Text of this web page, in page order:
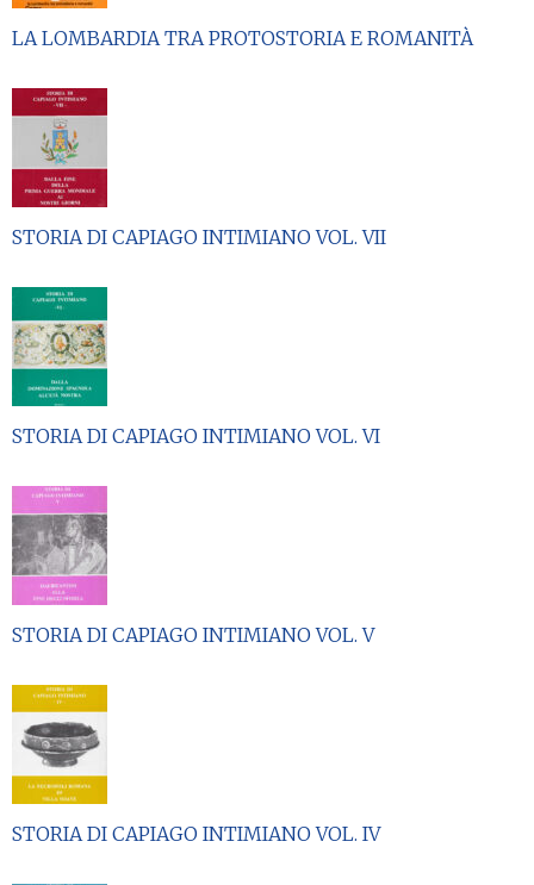
LA LOMBARDIA TRA PROTOSTORIA E ROMANITÀ
STORIA DI CAPIAGO INTIMIANO VOL. VII
STORIA DI CAPIAGO INTIMIANO VOL. VI
STORIA DI CAPIAGO INTIMIANO VOL. V
STORIA DI CAPIAGO INTIMIANO VOL. IV